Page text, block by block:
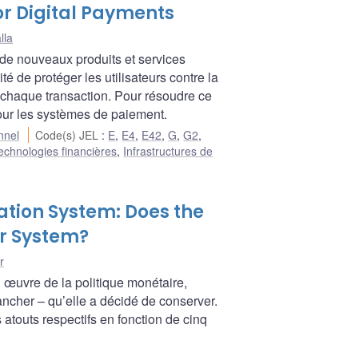
Digital Payments
nouveaux produits et services
de protéger les utilisateurs contre la
transaction. Pour résoudre ce
les systèmes de paiement.
Code(s) JEL : E, E4, E42,G,G2,
financières, Infrastructures de
System: Does the
System?
de la politique monétaire,
– qu’elle a décidé de conserver.
respectifs en fonction de cinq